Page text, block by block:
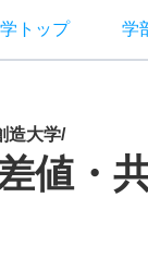
トップ 学
造大学/
値・